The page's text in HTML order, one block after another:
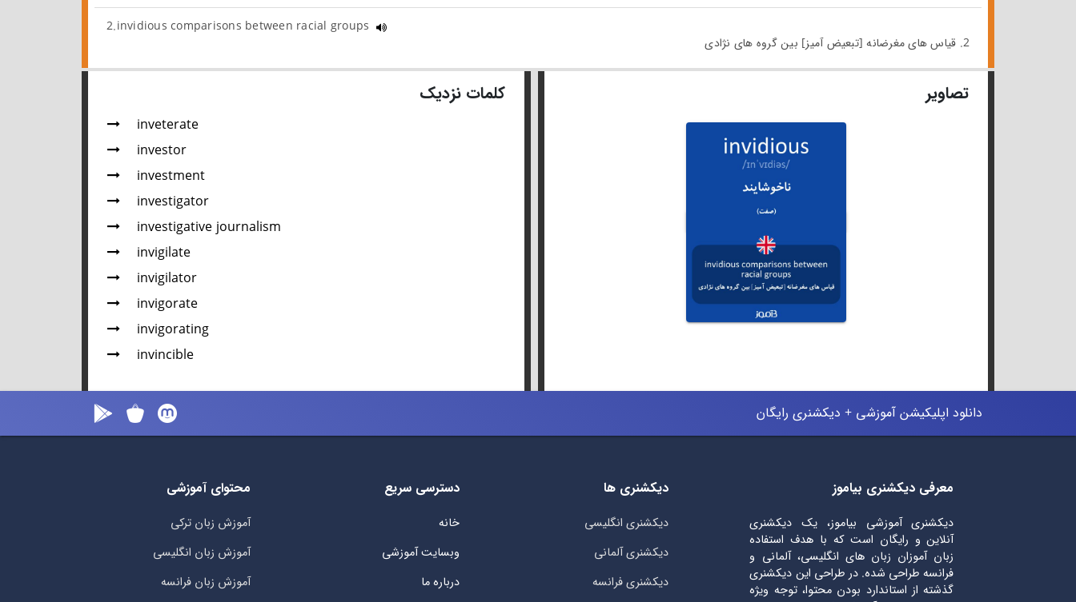
2.invidious comparisons between racial groups
2. قیاس های مغرضانه [تبعیض آمیز] بین گروه های نژادی
تصاویر کلمات نزدیک
inveterate
investor
investment
investigator
investigative journalism
invigilate
invigilator
invigorate
invigorating
invincible
دانلود اپلیکیشن آموزشی + دیکشنری رایگان
معرفی دیکشنری بیاموز
دیکشنری آموزشی بیاموز، یک دیکشنری
آنلاین و رایگان است که با هدف استفاده
زبان آموزان زبان های انگلیسی، آلمانی و
فرانسه طراحی شده. در طراحی این دیکشنری
گذشته از استاندارد بودن محتوا، توجه ویژه
دیکشنری ها
دیکشنری انگلیسی
دیکشنری آلمانی
دیکشنری فرانسه
دسترسی سریع
خانه
وبسایت آموزشی
درباره ما
محتوای آموزشی
آموزش زبان ترکی
آموزش زبان انگلیسی
آموزش زبان فرانسه